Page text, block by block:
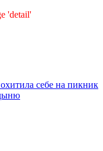
'detail'
себе на пикник